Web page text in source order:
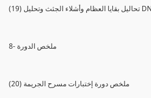
8- ملخص الدورة
(20) ملخص دورة إختبارات مسرح الجريمة